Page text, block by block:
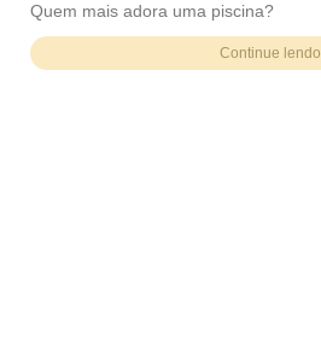
Quem mais adora uma piscina?
Continue lendo